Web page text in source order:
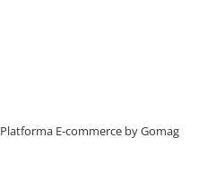
Platforma E-commerce by Gomag